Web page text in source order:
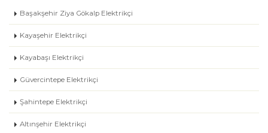
Başakşehir Ziya Gökalp Elektrikçi
Kayaşehir Elektrikçi
Kayabaşı Elektrikçi
Güvercintepe Elektrikçi
Şahintepe Elektrikçi
Altınşehir Elektrikçi